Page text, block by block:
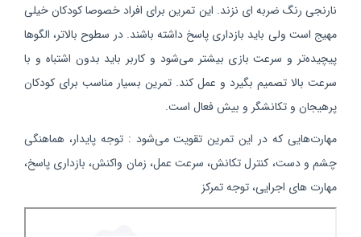
نارنجی رنگ ضربه ای نزند. این تمرین برای افراد خصوصا کودکان خیلی
مهیج است ولی باید بازداری پاسخ داشته باشند. در سطوح بالاتر، الگوها
پیچیده‌تر و سرعت بازی بیشتر می‌شود و کاربر باید بدون اشتباه و با
سرعت بالا تصمیم بگیرد و عمل کند. تمرین بسیار مناسب برای کودکان
پرهیجان و تکانشگر و بیش فعال است.
مهارت‌هایی که در این تمرین تقویت می‌شود : توجه پایدار، هماهنگی
چشم و دست، کنترل تکانش، سرعت عمل، زمان واکنش، بازداری پاسخ،
مهارت های اجرایی، توجه تمرکز